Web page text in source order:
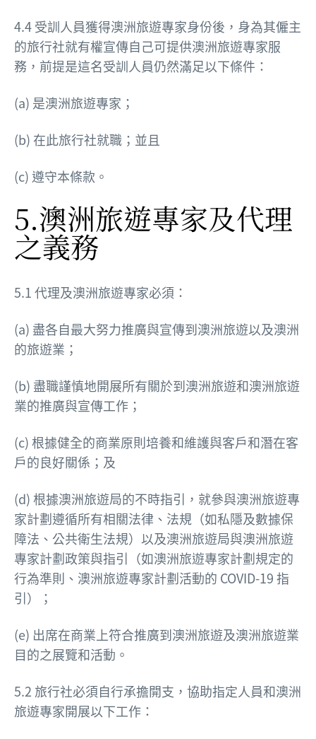
4.4 受訓人員獲得澳洲旅遊專家身份後，身為其僱主
的旅行社就有權宣傳自己可提供澳洲旅遊專家服
務，前提是這名受訓人員仍然滿足以下條件：
(a) 是澳洲旅遊專家；
(b) 在此旅行社就職；並且
(c) 遵守本條款。
5.澳洲旅遊專家及代理
之義務
5.1 代理及澳洲旅遊專家必須：
(a) 盡各自最大努力推廣與宣傳到澳洲旅遊以及澳洲
的旅遊業；
(b) 盡職謹慎地開展所有關於到澳洲旅遊和澳洲旅遊
業的推廣與宣傳工作；
(c) 根據健全的商業原則培養和維護與客戶和潛在客
戶的良好關係；及
(d) 根據澳洲旅遊局的不時指引，就參與澳洲旅遊專
家計劃遵循所有相關法律、法規（如私隱及數據保
障法、公共衛生法規）以及澳洲旅遊局與澳洲旅遊
專家計劃政策與指引（如澳洲旅遊專家計劃規定的
行為準則、澳洲旅遊專家計劃活動的 COVID-19 指
引）；
(e) 出席在商業上符合推廣到澳洲旅遊及澳洲旅遊業
目的之展覽和活動。
5.2 旅行社必須自行承擔開支，協助指定人員和澳洲
旅遊專家開展以下工作：